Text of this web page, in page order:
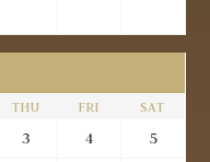
THU FRI SAT
3 4 5